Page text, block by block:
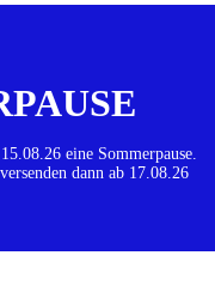
eine Sommerpause.
dann ab 17.08.26